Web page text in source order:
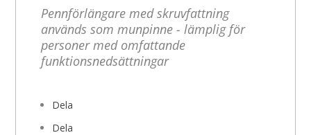
Pennförlängare med skruvfattning
används som munpinne - lämplig för
personer med omfattande
funktionsnedsättningar
Dela
Dela